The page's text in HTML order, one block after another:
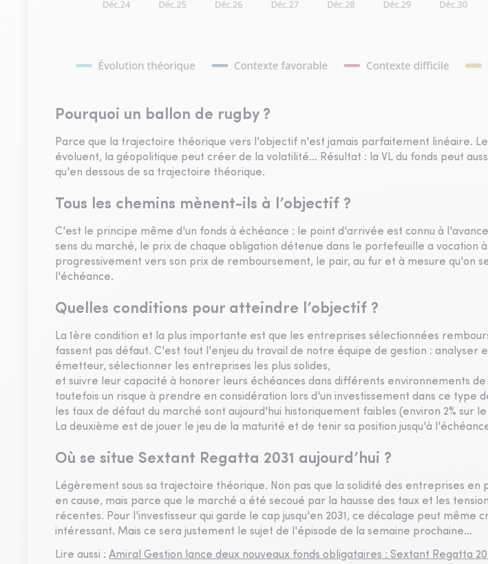
Pourquoi un ballon de rugby ?
Parce que la trajectoire théorique vers l'objectif n'est jamais parfaitement linéaire.
évoluent, la géopolitique peut créer de la volatilité… Résultat : la VL du fonds peut
qu'en dessous de sa trajectoire théorique.
Tous les chemins mènent-ils à l’objectif ?
C'est le principe même d'un fonds à échéance : le point d'arrivée est connu à
sens du marché, le prix de chaque obligation détenue dans le portefeuille a vocation
progressivement vers son prix de remboursement, le pair, au fur et à mesure qu'on
l'échéance.
Quelles conditions pour atteindre l’objectif ?
La 1ère condition et la plus importante est que les entreprises sélectionnées
fassent pas défaut. C'est tout l'enjeu du travail de notre équipe de gestion : analyser
émetteur, sélectionner les entreprises les plus solides,
et suivre leur capacité à honorer leurs échéances dans différents environnements
toutefois un risque à prendre en considération lors d'un investissement dans ce type
les taux de défaut du marché sont aujourd'hui historiquement faibles (environ 2% sur
La deuxième est de jouer le jeu de la maturité et de tenir sa position jusqu'à
Où se situe Sextant Regatta 2031 aujourd’hui ?
Légèrement sous sa trajectoire théorique. Non pas que la solidité des entreprises en
en cause, mais parce que le marché a été secoué par la hausse des taux et les
récentes. Pour l'investisseur qui garde le cap jusqu'en 2031, ce décalage peut même
intéressant. Mais ce sera justement le sujet de l'épisode de la semaine prochaine…
Lire aussi : Amiral Gestion lance deux nouveaux fonds obligataires : Sextant Regatta